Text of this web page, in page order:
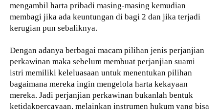
mengambil harta pribadi masing-masing kemudian
membagi jika ada keuntungan di bagi 2 dan jika terjadi
kerugian pun sebaliknya.
Dengan adanya berbagai macam pilihan jenis perjanjian
perkawinan maka sebelum membuat perjanjian suami
istri memiliki keleluasaan untuk menentukan pilihan
bagaimana mereka ingin mengelola harta kekayaan
mereka. Jadi perjanjian perkawinan bukanlah bentuk
ketidakpercayaan, melainkan instrumen hukum yang bisa